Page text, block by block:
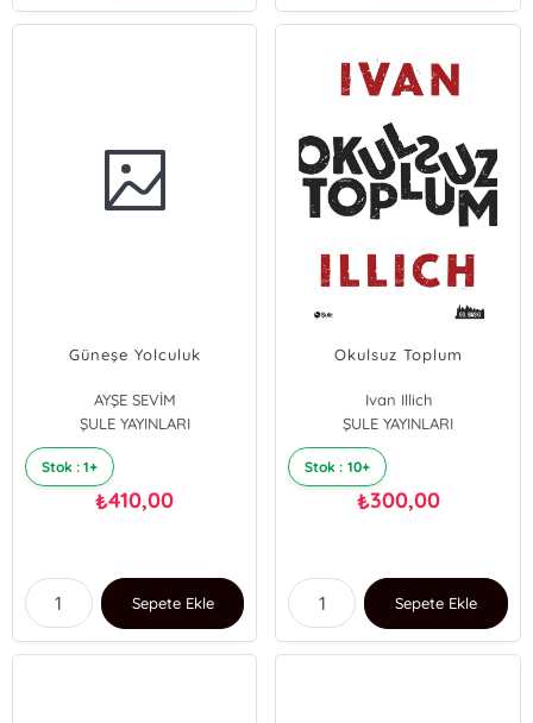
Güneşe Yolculuk
AYŞE SEVİM
ŞULE YAYINLARI
Stok : 1+
₺410,00
Sepete Ekle
Okulsuz Toplum
Ivan Illich
ŞULE YAYINLARI
Stok : 10+
₺300,00
Sepete Ekle